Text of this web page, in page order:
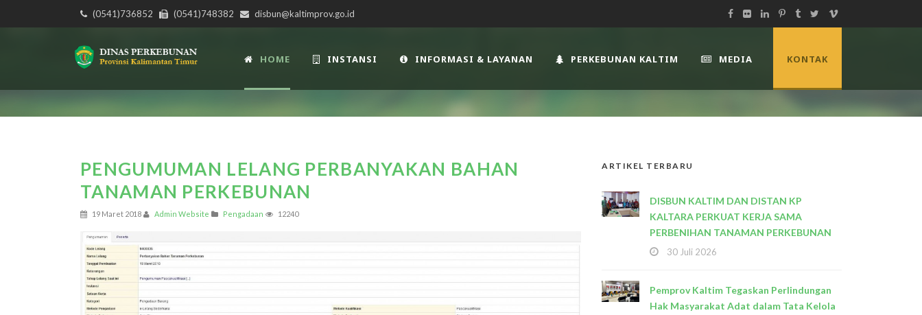
(0541)736852 (0541)748382 disbun@kaltimprov.go.id
HOME INSTANSI INFORMASI & LAYANAN PERKEBUNAN KALTIM MEDIA KONTAK
PENGUMUMAN LELANG PERBANYAKAN BAHAN
TANAMAN PERKEBUNAN
19 Maret 2018 Admin Website Pengadaan 12240
ARTIKEL TERBARU
DISBUN KALTIM DAN DISTAN KP
KALTARA PERKUAT KERJA SAMA
PERBENIHAN TANAMAN PERKEBUNAN
30 Juli 2026
Pemprov Kaltim Tegaskan Perlindungan
Hak Masyarakat Adat dalam Tata Kelola